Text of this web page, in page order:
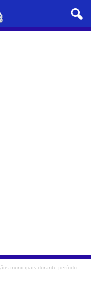
municipais durante período